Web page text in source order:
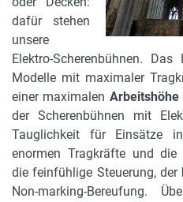
dafür stehen
unsere
Elektro-Scherenbühnen.
Modelle mit maximaler
einer maximalen Arbeitshöhe
der Scherenbühnen mit
Tauglichkeit für Einsätze
enormen Tragkräfte und
die feinfühlige Steuerung, der
Non-marking-Bereufung.